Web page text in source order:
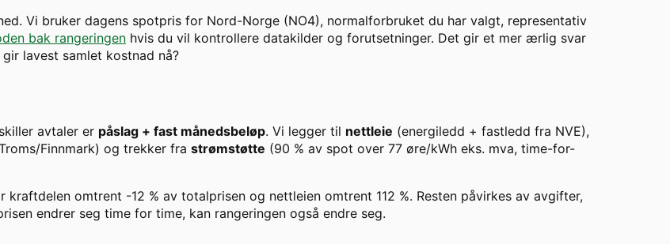
Vi bruker dagens spotpris for Nord-Norge (NO4), normalforbruket du har valgt, representativ
bak rangeringen hvis du vil kontrollere datakilder og forutsetninger. Det gir et mer ærlig svar
lavest samlet kostnad nå?
avtaler er påslag + fast månedsbeløp. Vi legger til nettleie (energiledd + fastledd fra NVE),
Finnmark) og trekker fra strømstøtte (90 % av spot over 77 øre/kWh eks. mva, time-for-
kraftdelen omtrent -12 % av totalprisen og nettleien omtrent 112 %. Resten påvirkes av avgifter,
endrer seg time for time, kan rangeringen også endre seg.